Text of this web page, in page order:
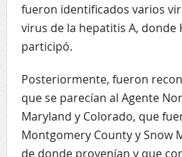
fueron identificados varios
virus de la hepatitis A, donde
participó.
Posteriormente, fueron
que se parecían al Agente
Maryland y Colorado, que
Montgomery County y Snow
de donde provenían y que